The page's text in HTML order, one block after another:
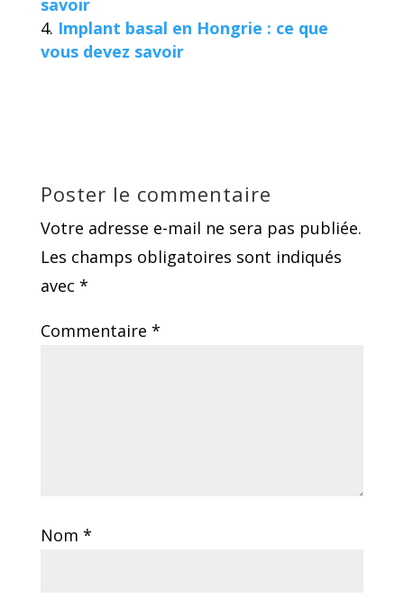
savoir
Implant basal en Hongrie : ce que
vous devez savoir
Poster le commentaire
Votre adresse e-mail ne sera pas publiée.
Les champs obligatoires sont indiqués
avec *
Commentaire *
Nom *